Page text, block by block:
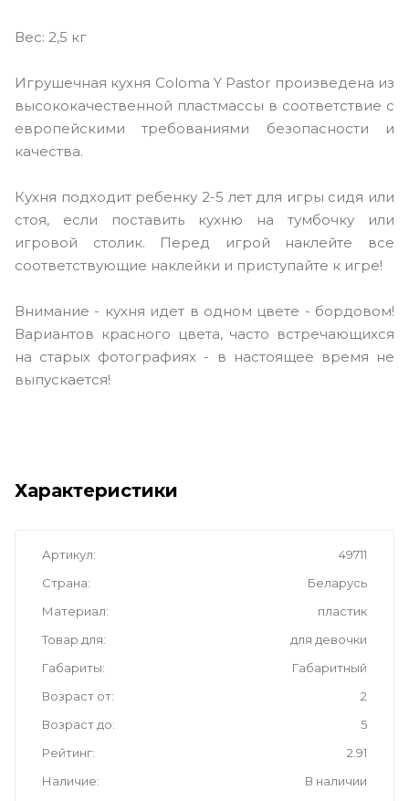
Вес: 2,5 кг
Игрушечная кухня Coloma Y Pastor произведена из
высококачественной пластмассы в соответствие с
европейскими требованиями безопасности и
качества.
Кухня подходит ребенку 2-5 лет для игры сидя или
стоя, если поставить кухню на тумбочку или
игровой столик. Перед игрой наклейте все
соответствующие наклейки и приступайте к игре!
Внимание - кухня идет в одном цвете - бордовом!
Вариантов красного цвета, часто встречающихся
на старых фотографиях - в настоящее время не
выпускается!
Характеристики
Артикул
49711
Страна
Беларусь
Материал
пластик
Товар для
для девочки
Габариты
Габаритный
Возраст от
2
Возраст до
5
Рейтинг
2.91
Наличие
В наличии